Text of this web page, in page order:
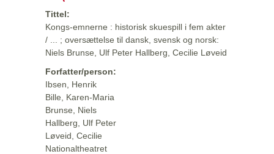
Tittel:
Kongs-emnerne : historisk skuespill i fem akter
/ ... ; oversættelse til dansk, svensk og norsk:
Niels Brunse, Ulf Peter Hallberg, Cecilie Løveid
Forfatter/person:
Ibsen, Henrik
Bille, Karen-Maria
Brunse, Niels
Hallberg, Ulf Peter
Løveid, Cecilie
Nationaltheatret